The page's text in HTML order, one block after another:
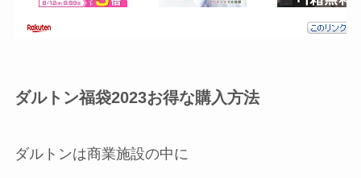
ダルトン福袋2023お得な購入方法
ダルトンは商業施設の中に